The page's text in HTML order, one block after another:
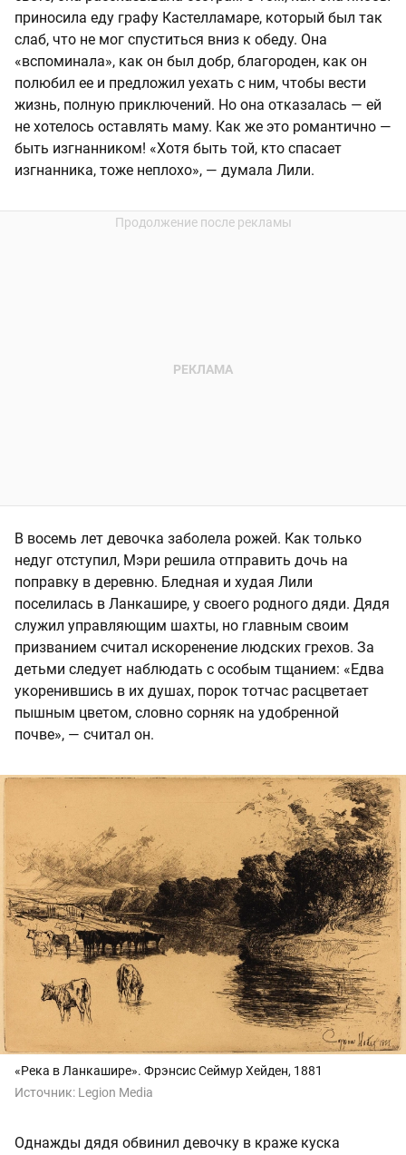
приносила еду графу Кастелламаре, который был так
слаб, что не мог спуститься вниз к обеду. Она
«вспоминала», как он был добр, благороден, как он
полюбил ее и предложил уехать с ним, чтобы вести
жизнь, полную приключений. Но она отказалась — ей
не хотелось оставлять маму. Как же это романтично —
быть изгнанником! «Хотя быть той, кто спасает
изгнанника, тоже неплохо», — думала Лили.
В восемь лет девочка заболела рожей. Как только
недуг отступил, Мэри решила отправить дочь на
поправку в деревню. Бледная и худая Лили
поселилась в Ланкашире, у своего родного дяди. Дядя
служил управляющим шахты, но главным своим
призванием считал искоренение людских грехов. За
детьми следует наблюдать с особым тщанием: «Едва
укоренившись в их душах, порок тотчас расцветает
пышным цветом, словно сорняк на удобренной
почве», — считал он.
«Река в Ланкашире». Фрэнсис Сеймур Хейден, 1881
Источник: Legion Media
Однажды дядя обвинил девочку в краже куска